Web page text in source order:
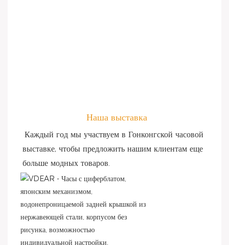
Наша выставка
Каждый год мы участвуем в Гонконгской часовой
выставке, чтобы предложить нашим клиентам еще
больше модных товаров.